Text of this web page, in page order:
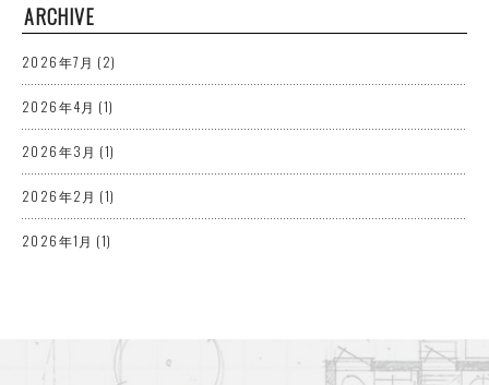
ARCHIVE
2026年7月 (2)
2026年4月 (1)
2026年3月 (1)
2026年2月 (1)
2026年1月 (1)